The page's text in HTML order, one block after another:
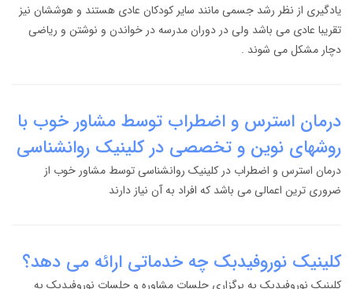
یادگیری از نظر رشد جسمی مانند سایر کودکان عادی هستند و هوششان نیز
تقریبا عادی می باشد ولی در دوران مدرسه در خواندن و نوشتن و ریاضی
دچار مشکل می شوند .
درمان استرس و اضطراب توسط مشاور خوب با
روشهای نوین و تخصصی در کلینیک روانشناسی
درمان استرس و اضطراب در کلینیک روانشناسی توسط مشاور خوب از
ضروری ترین اعمالی می باشد که افراد به آن نیاز دارند
کلینیک نوروفیدبک چه خدماتی ارائه می دهد؟
کلینیک نوروفیدبک به برگزاری جلسات مشاوره و جلسات نوروفیدبک به